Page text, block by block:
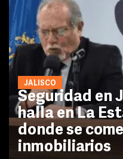
JALISCO
Seguridad en
halla en La
donde se
inmobiliarios